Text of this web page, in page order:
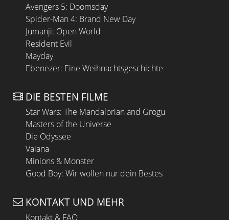
Avengers 5: Doomsday
Spider-Man 4: Brand New Day
Jumanji: Open World
Resident Evil
Mayday
Ebenezer: Eine Weihnachtsgeschichte
DIE BESTEN FILME
Star Wars: The Mandalorian and Grogu
Masters of the Universe
Die Odyssee
Vaiana
Minions & Monster
Good Boy: Wir wollen nur dein Bestes
KONTAKT UND MEHR
Kontakt & FAQ